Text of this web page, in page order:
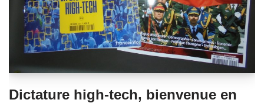
Dictature high-tech, bienvenue en